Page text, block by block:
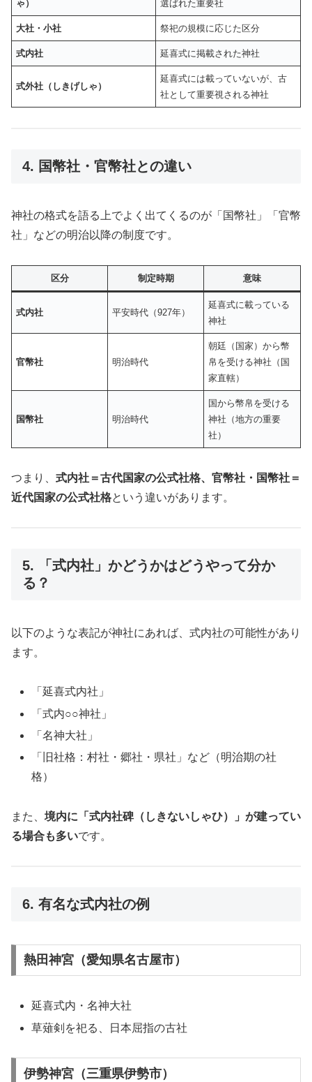
ゃ） 選ばれた重要社
大社・小社 祭祀の規模に応じた区分
式内社 延喜式に掲載された神社
式外社（しきげしゃ）
延喜式には載っていないが、古
社として重要視される神社
4. 国幣社・官幣社との違い
神社の格式を語る上でよく出てくるのが「国幣社」「官幣
社」などの明治以降の制度です。
区分 制定時期 意味
式内社 平安時代（927年）
延喜式に載っている
神社
官幣社 明治時代
朝廷（国家）から幣
帛を受ける神社（国
家直轄）
国幣社 明治時代
国から幣帛を受ける
神社（地方の重要
社）
つまり、 式内社＝古代国家の公式社格、官幣社・国幣社＝
近代国家の公式社格という違いがあります。
5. 「式内社」かどうかはどうやって分か
る？
以下のような表記が神社にあれば、式内社の可能性があり
ます。
「延喜式内社」
「式内○○神社」
「名神大社」
「旧社格：村社・郷社・県社」など（明治期の社
格）
また、 境内に「式内社碑（しきないしゃひ）」が建ってい
る場合も多いです。
6. 有名な式内社の例
熱田神宮（愛知県名古屋市）
延喜式内・名神大社
草薙剣を祀る、日本屈指の古社
伊勢神宮（三重県伊勢市）